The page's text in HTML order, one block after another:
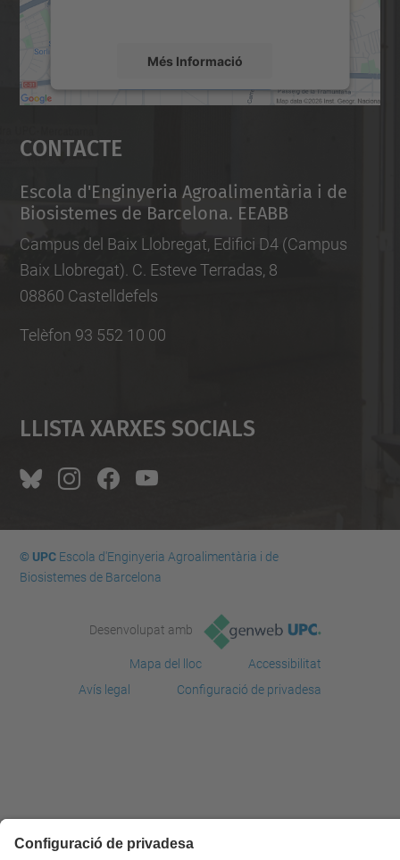
Més Informació
Accepta
powered by
Contacte
Escola d'Enginyeria Agroalimentària i de
Biosistemes de Barcelona. EEABB
Campus del Baix Llobregat, Edifici D4 (Campus
Baix Llobregat). C. Esteve Terradas, 8
08860 Castelldefels
Telèfon 93 552 10 00
Llista Xarxes Socials
© UPCEscola d'Enginyeria Agroalimentària i de
Biosistemes de Barcelona
Desenvolupat amb
Mapa del lloc
Accessibilitat
Avís legal
Configuració de privadesa